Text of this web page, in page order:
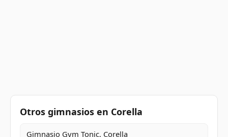
Otros gimnasios en Corella
Gimnasio Gym Tonic, Corella